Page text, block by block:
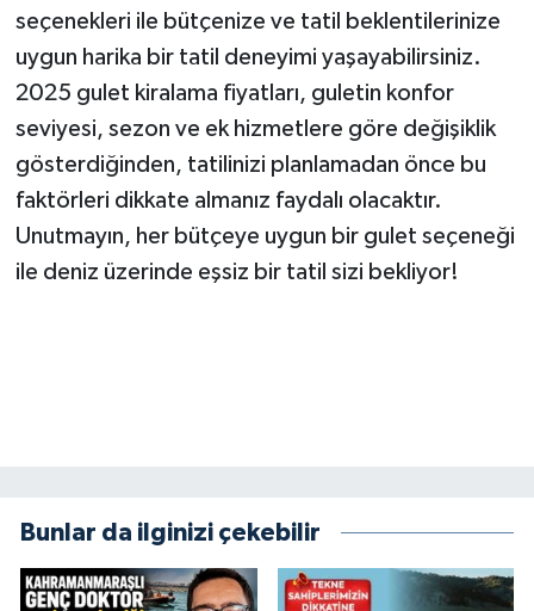
seçenekleri ile bütçenize ve tatil beklentilerinize
uygun harika bir tatil deneyimi yaşayabilirsiniz.
2025 gulet kiralama fiyatları, guletin konfor
seviyesi, sezon ve ek hizmetlere göre değişiklik
gösterdiğinden, tatilinizi planlamadan önce bu
faktörleri dikkate almanız faydalı olacaktır.
Unutmayın, her bütçeye uygun bir gulet seçeneği
ile deniz üzerinde eşsiz bir tatil sizi bekliyor!
Bunlar da ilginizi çekebilir